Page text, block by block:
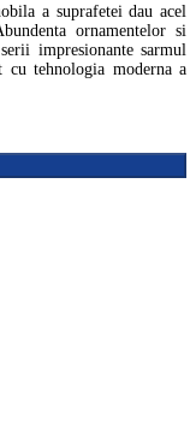
a suprafetei dau acel
ornamentelor si
impresionante sarmul
cu tehnologia moderna a